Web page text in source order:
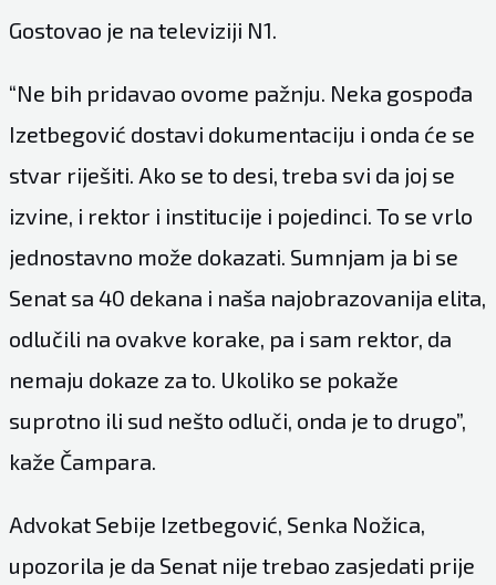
Gostovao je na televiziji N1.
“Ne bih pridavao ovome pažnju. Neka gospođa
Izetbegović dostavi dokumentaciju i onda će se
stvar riješiti. Ako se to desi, treba svi da joj se
izvine, i rektor i institucije i pojedinci. To se vrlo
jednostavno može dokazati. Sumnjam ja bi se
Senat sa 40 dekana i naša najobrazovanija elita,
odlučili na ovakve korake, pa i sam rektor, da
nemaju dokaze za to. Ukoliko se pokaže
suprotno ili sud nešto odluči, onda je to drugo”,
kaže Čampara.
Advokat Sebije Izetbegović, Senka Nožica,
upozorila je da Senat nije trebao zasjedati prije